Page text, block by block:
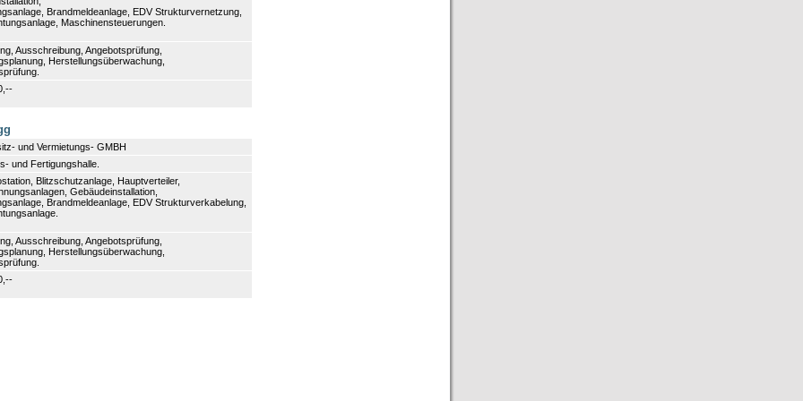
Brandmeldeanlage, EDV Strukturvernetzung,
Maschinensteuerungen.
Ausschreibung, Angebotsprüfung,
Herstellungsüberwachung,
und Vermietungs- GMBH
und Fertigungshalle.
Blitzschutzanlage, Hauptverteiler,
Gebäudeinstallation,
Brandmeldeanlage, EDV Strukturverkabelung,
Ausschreibung, Angebotsprüfung,
Herstellungsüberwachung,